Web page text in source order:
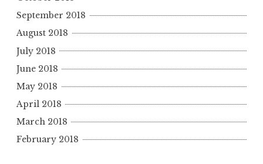
September 2018
August 2018
July 2018
June 2018
May 2018
April 2018
March 2018
February 2018